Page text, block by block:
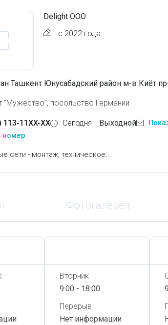
Delight ООО
с 2022 года
Ташкент Юнусабадский район м-в Киёт
"Мужество", посольство Германии
113-11XX-XX
номер
Сегодня Выходной
сети - монтаж, техническое...
Фотогалерея
Вторник
9:00 - 18:00
Перерыв
Нет информации